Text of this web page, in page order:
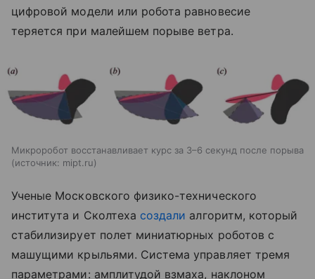
цифровой модели или робота равновесие
теряется при малейшем порыве ветра.
Микроробот восстанавливает курс за 3–6 секунд после порыва
источник: mipt.ru
Ученые Московского физико-технического
института и Сколтеха создали алгоритм, который
стабилизирует полет миниатюрных роботов с
машущими крыльями. Система управляет тремя
параметрами: амплитудой взмаха, наклоном